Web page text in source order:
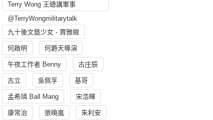
Terry Wong 王總講軍事
@TerryWongmilitarytalk
九十後文藝少女 - 賈雅緻
何啟明 何爵天導演
午夜工作者 Benny 古庄辰
古立 吳佩孚 基哥
孟希璘 Ball Mang 宋浩暉
康常治 張曉嵐 朱利安